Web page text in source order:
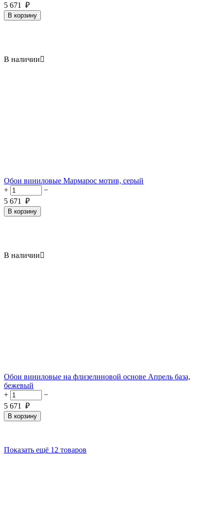
5 671
₽
В корзину
В наличии
Обои виниловые Мармарос мотив, серый
+
−
5 671
₽
В корзину
В наличии
Обои виниловые на флизелиновой основе Апрель база,
бежевый
+
−
5 671
₽
В корзину
Показать ещё 12 товаров